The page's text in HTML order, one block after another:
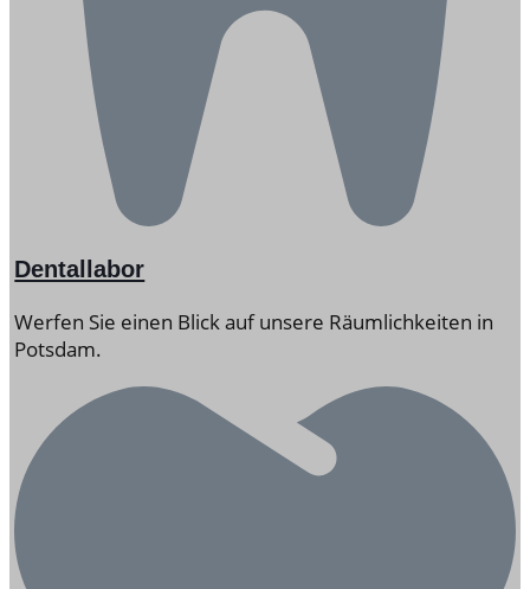
Dentallabor
Werfen Sie einen Blick auf unsere Räumlichkeiten in
Potsdam.